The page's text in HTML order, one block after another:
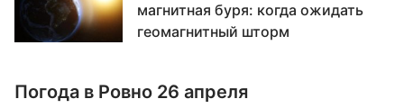
магнитная буря: когда ожидать
геомагнитный шторм
Погода в Ровно 26 апреля